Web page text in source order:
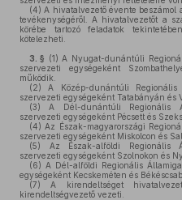
(4) A hivatalvezető évente
tevékenységéről. A hivatalvezetőt a
körébe tartozó feladatok
kötelezheti.
3. § (1) A Nyugat-dunántúli
szervezeti egységeként
működik.
(2) A Közép-dunántúli
szervezeti egységeként Tatabányán és
(3) A Dél-dunántúli Regionális
szervezeti egységeként Pécsett és
(4) Az Észak-magyarországi
szervezeti egységeként Miskolcon és
(5) Az Észak-alföldi Regionális
szervezeti egységeként Szolnokon és
(6) A Dél-alföldi Regionális
egységeként Kecskeméten és
(7) A kirendeltséget
kirendeltségvezető vezeti.